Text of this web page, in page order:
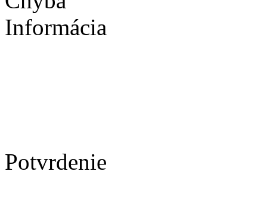
Informácia
Potvrdenie